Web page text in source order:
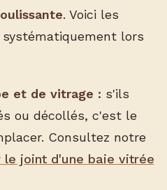
. Voici les
lors
et de vitrage : s'ils
ou décollés, c'est le
Consultez notre
le joint d'une baie vitrée